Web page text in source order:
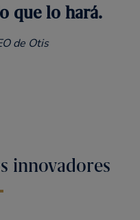
que lo hará.
de Otis
innovadores